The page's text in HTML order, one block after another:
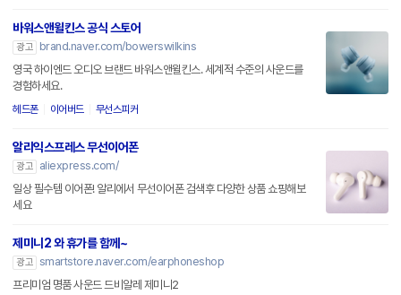
바워스앤윌킨스 공식 스토어
광고
brand.naver.com/bowerswilkins
영국 하이엔드 오디오 브랜드 바워스앤윌킨스. 세계적 수준의 사운드를
경험하세요.
헤드폰 이어버드 무선스피커
알리익스프레스 무선이어폰
광고
aliexpress.com/
일상 필수템 이어폰! 알리에서 무선이어폰 검색후 다양한 상품 쇼핑해보
세요
제미니2 와 휴가를 함께~
광고 smartstore.naver.com/earphoneshop
프리미엄 명품 사운드 드비알레 제미니2